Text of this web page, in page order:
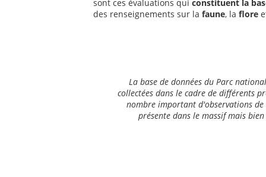
sont ces évaluations qui constituent la
des renseignements sur la faune, la flore
La base de données du Parc
collectées dans le cadre de différents
nombre important d'observations
présente dans le massif mais